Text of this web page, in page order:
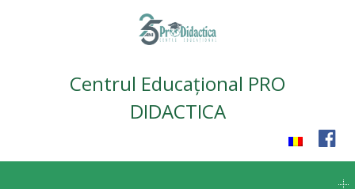
Centrul Educațional PRO
DIDACTICA